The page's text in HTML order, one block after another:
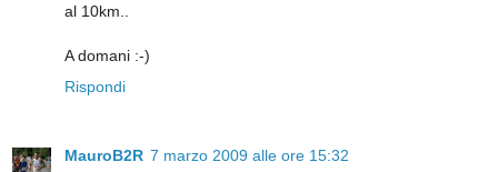
al 10km..
A domani :-)
Rispondi
MauroB2R 7 marzo 2009 alle ore 15:32